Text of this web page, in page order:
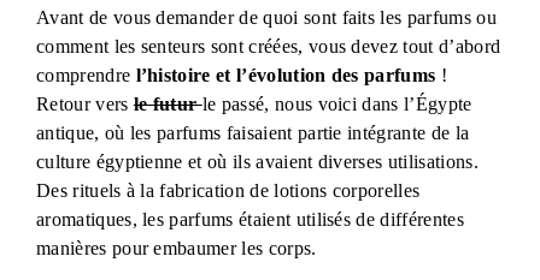
Avant de vous demander de quoi sont faits les parfums ou
comment les senteurs sont créées, vous devez tout d’abord
comprendre l’histoire et l’évolution des parfums !
Retour versle futurle passé, nous voici dans l’Égypte
antique, où les parfums faisaient partie intégrante de la
culture égyptienne et où ils avaient diverses utilisations.
Des rituels à la fabrication de lotions corporelles
aromatiques, les parfums étaient utilisés de différentes
manières pour embaumer les corps.